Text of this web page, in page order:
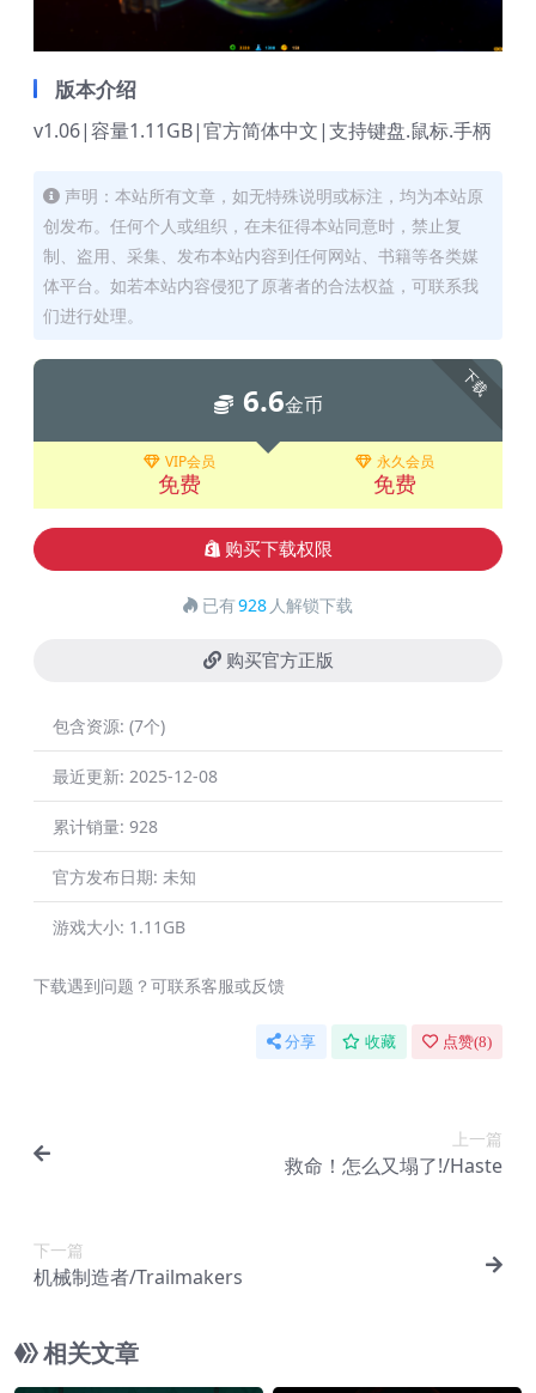
版本介绍
v1.06|容量1.11GB|官方简体中文|支持键盘.鼠标.手柄
声明：本站所有文章，如无特殊说明或标注，均为本站原
创发布。任何个人或组织，在未征得本站同意时，禁止复
制、盗用、采集、发布本站内容到任何网站、书籍等各类媒
体平台。如若本站内容侵犯了原著者的合法权益，可联系我
们进行处理。
下载
6.6金币
VIP会员
免费
永久会员
免费
购买下载权限
已有928 人解锁下载
购买官方正版
包含资源: (7个)
最近更新: 2025-12-08
累计销量: 928
官方发布日期: 未知
游戏大小: 1.11GB
下载遇到问题？可联系客服或反馈
分享 收藏 点赞(8)
上一篇
救命！怎么又塌了!/Haste
下一篇
机械制造者/Trailmakers
相关文章